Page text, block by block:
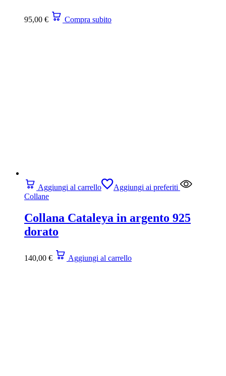
95,00 € Compra subito
Aggiungi al carrello
Aggiungi ai preferiti
Collane
Collana Cataleya in argento 925
dorato
140,00 € Aggiungi al carrello